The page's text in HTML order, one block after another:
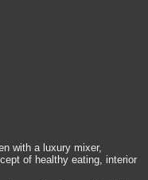
with a luxury mixer,
of healthy eating, interior